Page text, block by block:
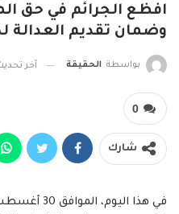
افظع الجرائم في حق
وضمان تقديم العدالة
بواسطة الحقيقة آخر
0
شارك
في هذا